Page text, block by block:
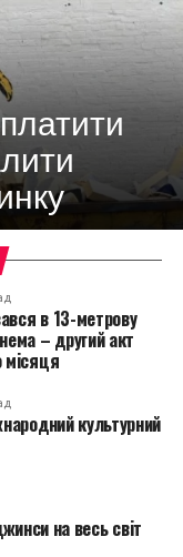
в 13-метрову
– другий акт
місяця
культурний
на весь світ